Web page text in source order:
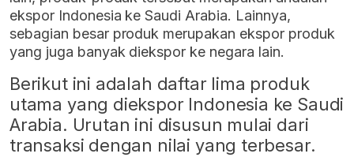
ekspor Indonesia ke Saudi Arabia. Lainnya,
sebagian besar produk merupakan ekspor produk
yang juga banyak diekspor ke negara lain.
Berikut ini adalah daftar lima produk
utama yang diekspor Indonesia ke Saudi
Arabia. Urutan ini disusun mulai dari
transaksi dengan nilai yang terbesar.